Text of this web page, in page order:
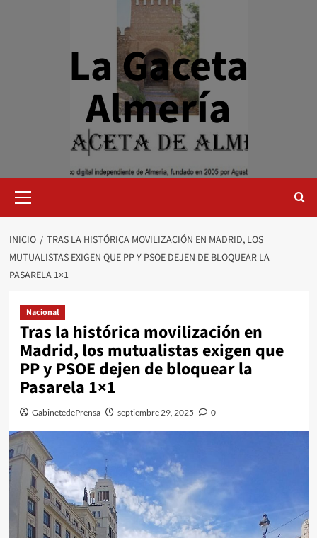
La Gaceta
Almería
primario
INICIO
TRAS LA HISTÓRICA MOVILIZACIÓN EN MADRID, LOS
MUTUALISTAS EXIGEN QUE PP Y PSOE DEJEN DE BLOQUEAR LA
PASARELA 1×1
Nacional
Tras la histórica movilización en
Madrid, los mutualistas exigen que
PP y PSOE dejen de bloquear la
Pasarela 1×1
GabinetedePrensa septiembre 29, 2025 0